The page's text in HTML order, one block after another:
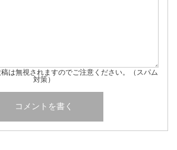
は無視されますのでご注意ください。（スパム
対策）